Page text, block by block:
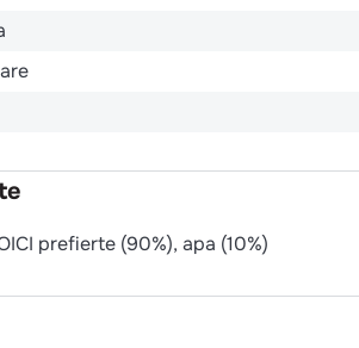
prefierte (90%), apa (10%)